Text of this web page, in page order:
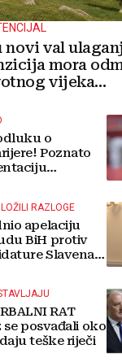
novi val
mora
vijeka
o
Poznato
RAZLOGE
apelaciju
BiH protiv
Slavena
RAT
se posvađali oko
teške riječi